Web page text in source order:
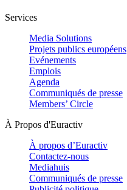
Services
Media Solutions
Projets publics européens
Evénements
Emplois
Agenda
Communiqués de presse
Members’ Circle
À Propos d'Euractiv
À propos d’Euractiv
Contactez-nous
Mediahuis
Communiqués de presse